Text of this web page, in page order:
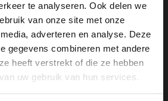
te analyseren. Ook delen we
van onze site met onze
adverteren en analyse. Deze
gegevens combineren met andere
heeft verstrekt of die ze hebben
uw gebruik van hun services.
in hun eigen bewoordingen
dan zou het kijkerspubliek nog
“hmm, zit wat in, in die
Zembla? Die vervalst gewoon
de inhoud van die
hun kijkerspubliek geloven dat het